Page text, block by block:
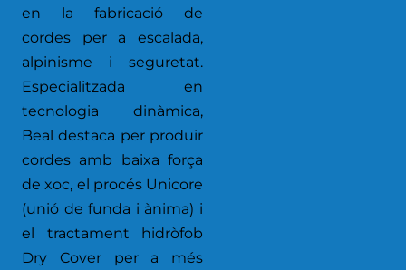
en la fabricació de
cordes per a escalada,
alpinisme i seguretat.
Especialitzada en
tecnologia dinàmica,
Beal destaca per produir
cordes amb baixa força
de xoc, el procés Unicore
(unió de funda i ànima) i
el tractament hidròfob
Dry Cover per a més